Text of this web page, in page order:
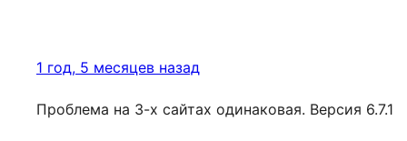
1 год, 5 месяцев назад
Проблема на 3-х сайтах одинаковая. Версия 6.7.1